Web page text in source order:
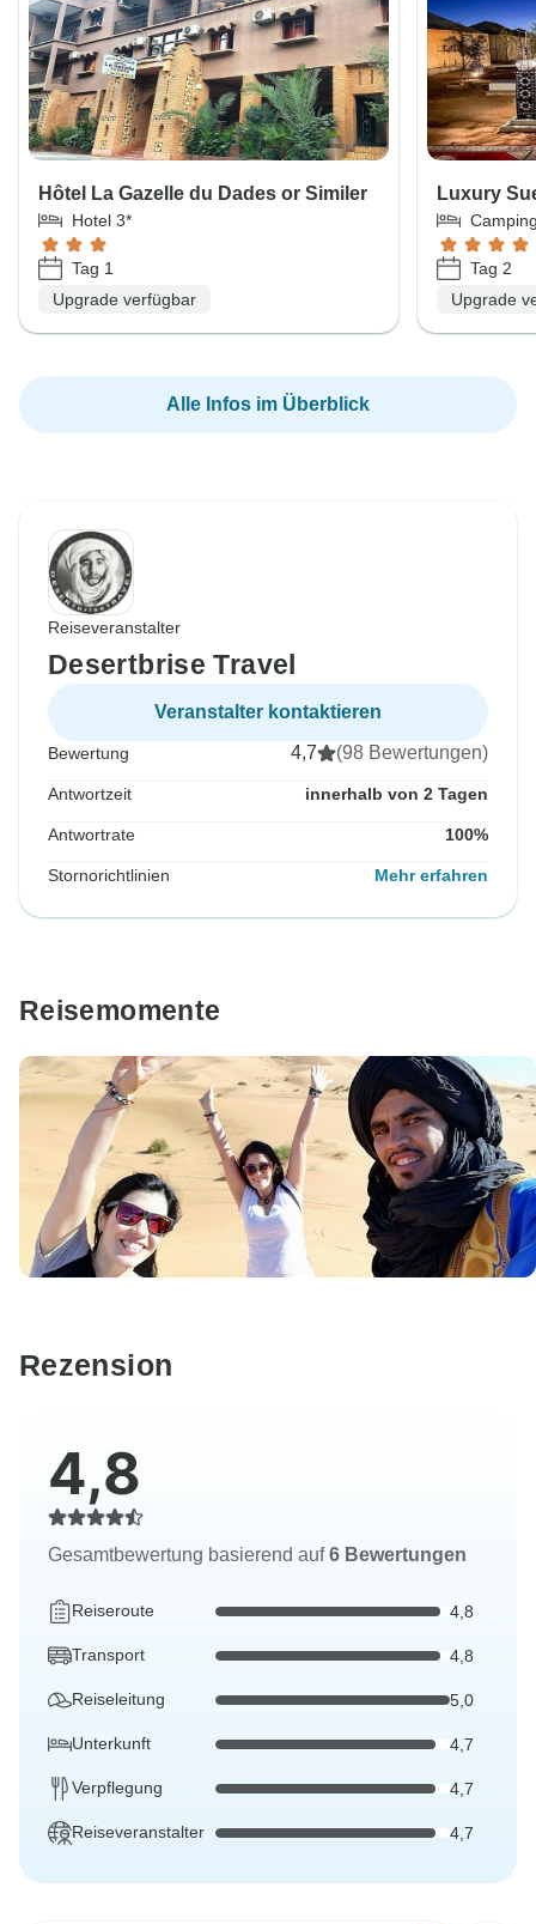
Hôtel La Gazelle du Dades or Similer
Hotel 3*
Tag 1
Upgrade verfügbar
Luxury
Tag 2
Upgrade
Alle Infos im Überblick
Reiseveranstalter
Desertbrise Travel
Veranstalter kontaktieren
Bewertung 4,7 (98 Bewertungen)
Antwortzeit innerhalb von 2 Tagen
Antwortrate 100%
Stornorichtlinien Mehr erfahren
Reisemomente
Rezension
4,8
Gesamtbewertung basierend auf6 Bewertungen
Reiseroute 4,8
Transport 4,8
Reiseleitung 5,0
Unterkunft 4,7
Verpflegung 4,7
Reiseveranstalter 4,7